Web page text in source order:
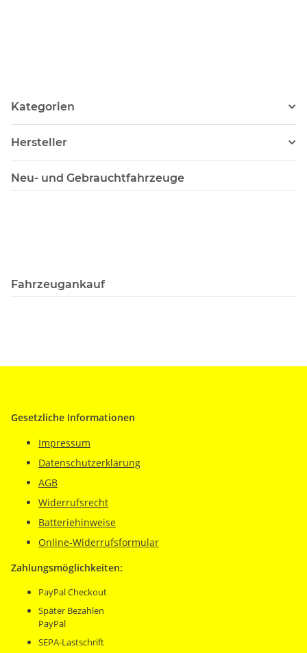
Kategorien
Hersteller
Neu- und Gebrauchtfahrzeuge
Fahrzeugankauf
Gesetzliche Informationen
Impressum
Datenschutzerklärung
AGB
Widerrufsrecht
Batteriehinweise
Online-Widerrufsformular
Zahlungsmöglichkeiten:
PayPal Checkout
Später Bezahlen
PayPal
SEPA-Lastschrift